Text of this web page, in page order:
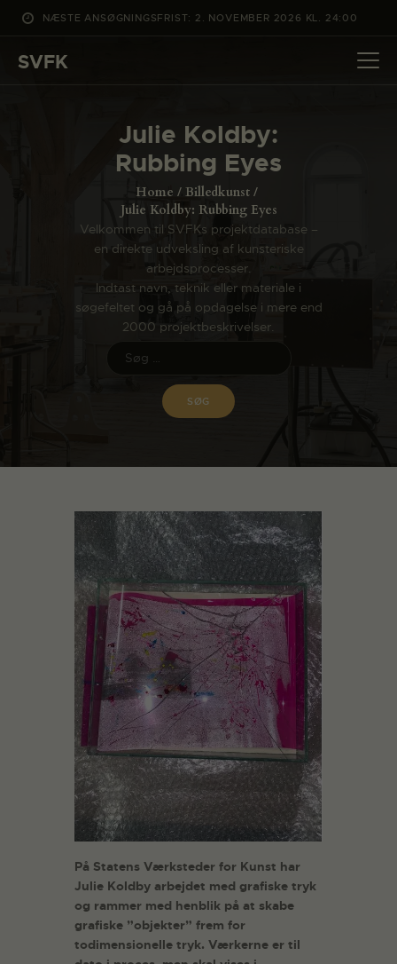
NÆSTE ANSØGNINGSFRIST: 2. NOVEMBER 2026 KL. 24:00
SVFK
Julie Koldby:
Rubbing Eyes
Home
Billedkunst
Julie Koldby: Rubbing Eyes
Velkommen til SVFKs projektdatabase –
en direkte udveksling af kunsteriske
arbejdsprocesser.
Indtast navn, teknik eller materiale i
søgefeltet og gå på opdagelse i mere end
2000 projektbeskrivelser.
DET SKER
PROJEKTER
ANSØG
OM SVFK
ENGLISH
På Statens Værksteder for Kunst har
Julie Koldby arbejdet med grafiske tryk
og rammer med henblik på at skabe
grafiske ”objekter” frem for
todimensionelle tryk. Værkerne er til